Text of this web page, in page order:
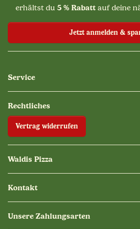
erhältst du 5 % Rabattauf deine
Jetzt anmelden &
Service
Rechtliches
Vertrag widerrufen
Waldis Pizza
Kontakt
Unsere Zahlungsarten